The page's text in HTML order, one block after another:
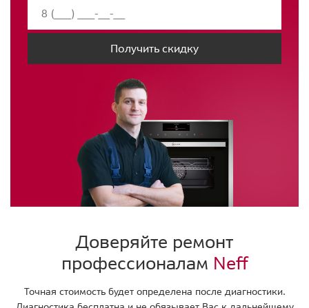
Получить скидку
Доверяйте ремонт
профессионалам Neff
Точная стоимость будет определена после диагностики.